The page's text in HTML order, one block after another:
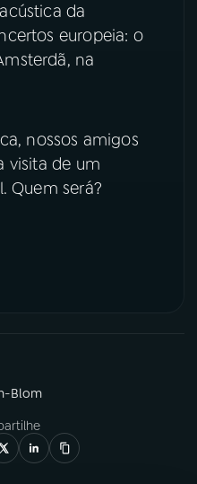
Facebook
da
europeia: o
na
nossos amigos
visita de um
Quem será?
Blom